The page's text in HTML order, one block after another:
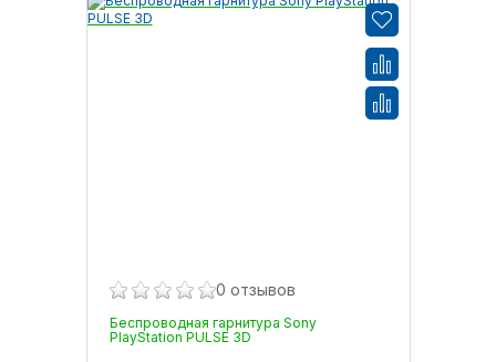
0 отзывов
Беспроводная гарнитура Sony
PlayStation PULSE 3D